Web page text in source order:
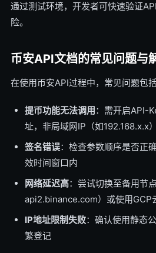
通过测试环境，开发者可快速验证
险。
币安API文档的常见问题与
在使用币安API过程中，常见问题包括
提币功能无法调用：需开启API-
址，非局域网IP（如192.168.x.x）
签名错误：检查参数顺序是否正
效时间窗口内
网络延迟高：尝试切换至备用节
api2.binance.com）或使用GCP
IP地址限制失败：确认使用静态
繁登记